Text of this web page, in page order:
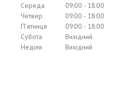
Середа
09:00
18:00
Четвер
09:00
18:00
Пʼятниця
09:00
18:00
Субота
Вихідний
Неділя
Вихідний